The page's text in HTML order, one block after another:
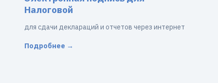
Налоговой
для сдачи деклараций и отчетов через интернет
Подробнее →